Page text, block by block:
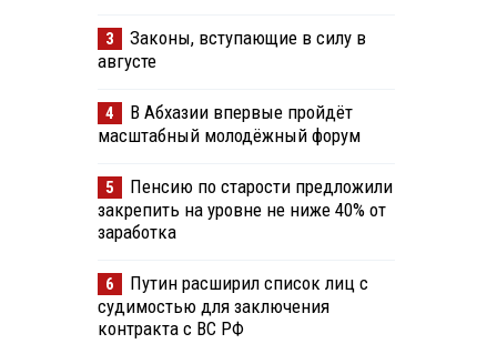
3
Законы, вступающие в силу в
августе
4
В Абхазии впервые пройдёт
масштабный молодёжный форум
5
Пенсию по старости предложили
закрепить на уровне не ниже 40% от
заработка
6
Путин расширил список лиц с
судимостью для заключения
контракта с ВС РФ